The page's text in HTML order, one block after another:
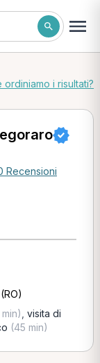
ordiniamo i risultati?
Recensioni
visita di
(45 min)